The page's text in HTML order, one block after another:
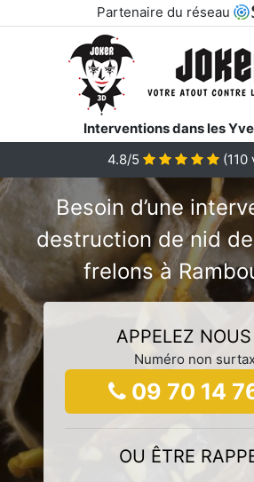
Partenaire du réseau
Interventions dans les
4.8/5
(110
Besoin d’une
destruction de nid
frelons à
APPELEZ
Numéro non
09 70 14
OU ÊTRE